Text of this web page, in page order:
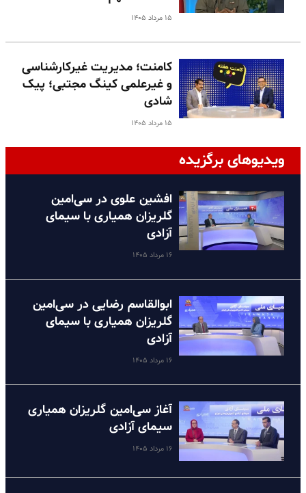
۱۵ مرداد ۱۴۰۵
کامنت؛ مدیریت غیرکارشناسی
و غیرعلمی کینگ مجتبی؛ پیک
شادی
۱۵ مرداد ۱۴۰۵
ویدیوهای برگزیده
افشین علوی در سی‌امین
گلریزان همیاری با سیمای
آزادی
۱۶ مرداد ۱۴۰۵
ابوالقاسم رضایی در سی‌امین
گلریزان همیاری با سیمای
آزادی
۱۶ مرداد ۱۴۰۵
آغاز سی‌امین گلریزان همیاری
سیمای آزادی
۱۶ مرداد ۱۴۰۵